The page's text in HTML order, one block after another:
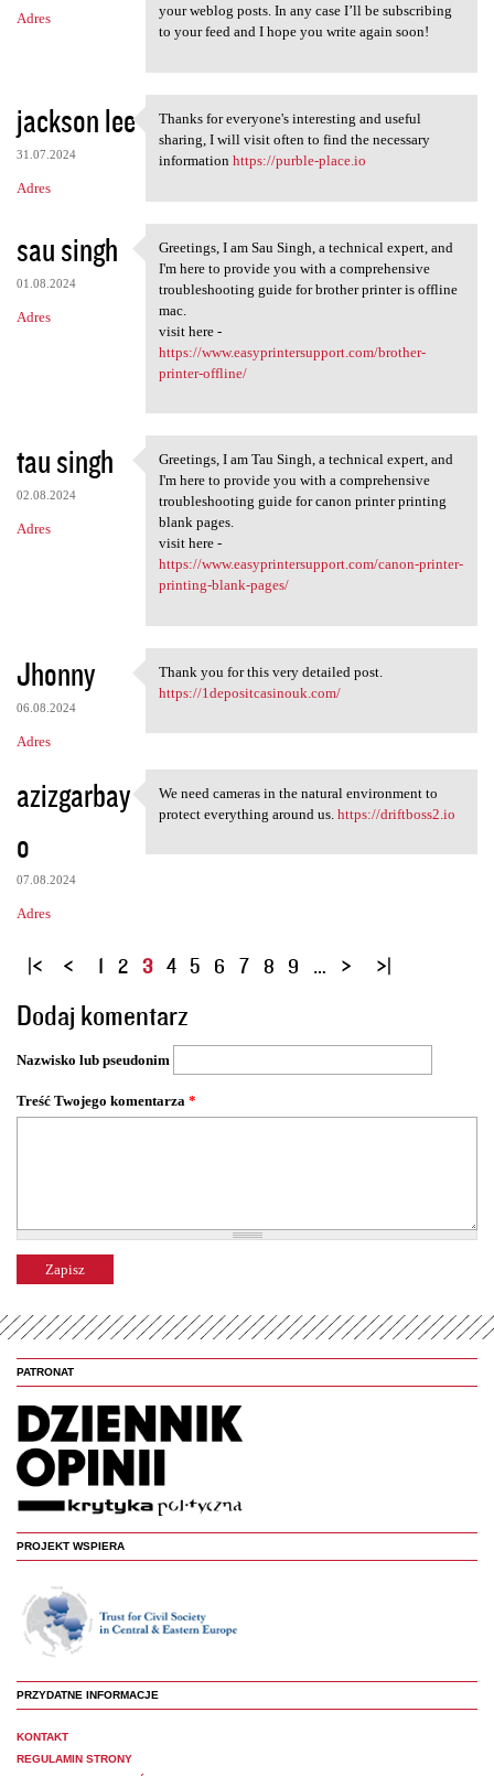
Adres
your weblog posts. In any case I’ll be subscribing
to your feed and I hope you write again soon!
jackson lee
31.07.2024
Adres
Thanks for everyone's
Thanks for everyone's interesting and useful
sharing, I will visit often to find the necessary
information https://purble-place.io
sau singh
01.08.2024
Adres
Greetings, I am Sau Singh, a
Greetings, I am Sau Singh, a technical expert, and
I'm here to provide you with a comprehensive
troubleshooting guide for brother printer is offline
mac.
visit here -
https://www.easyprintersupport.com/brother-
printer-offline/
tau singh
02.08.2024
Adres
Greetings, I am Tau Singh, a
Greetings, I am Tau Singh, a technical expert, and
I'm here to provide you with a comprehensive
troubleshooting guide for canon printer printing
blank pages.
visit here -
https://www.easyprintersupport.com/canon-printer-
printing-blank-pages/
Jhonny
06.08.2024
Adres
Thank you for this very
Thank you for this very detailed post.
https://1depositcasinouk.com/
azizgarbay
o
07.08.2024
Adres
We need cameras in the
We need cameras in the natural environment to
protect everything around us. https://driftboss2.io
S
r
o
y
1 2 3 4 5 6 7 8 9 …
Dodaj komentarz
Nazwisko lub pseudonim
Treść Twojego komentarza *
PATRONAT
PROJEKT WSPIERA
PRZYDATNE INFORMACJE
KONTAKT
REGULAMIN STRONY